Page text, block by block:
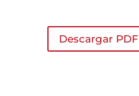
Descargar PDF